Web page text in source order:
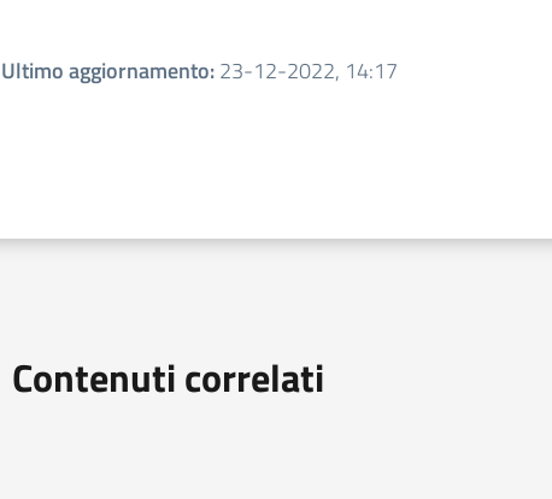
Ultimo aggiornamento:23-12-2022, 14:17
Contenuti correlati